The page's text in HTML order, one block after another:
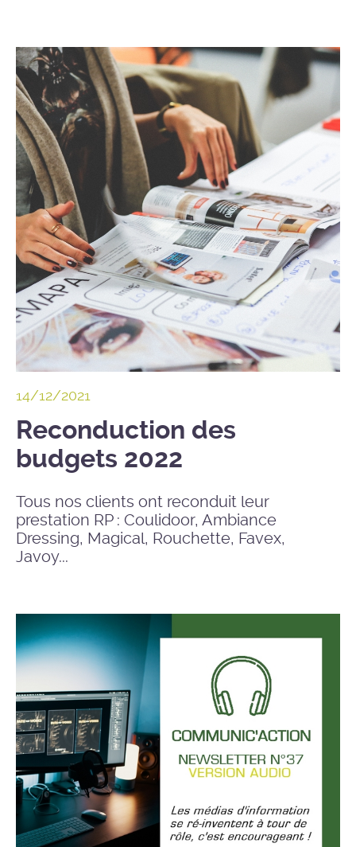
14/12/2021
Reconduction des
budgets 2022
Tous nos clients ont reconduit leur
prestation RP : Coulidoor, Ambiance
Dressing, Magical, Rouchette, Favex,
Javoy...